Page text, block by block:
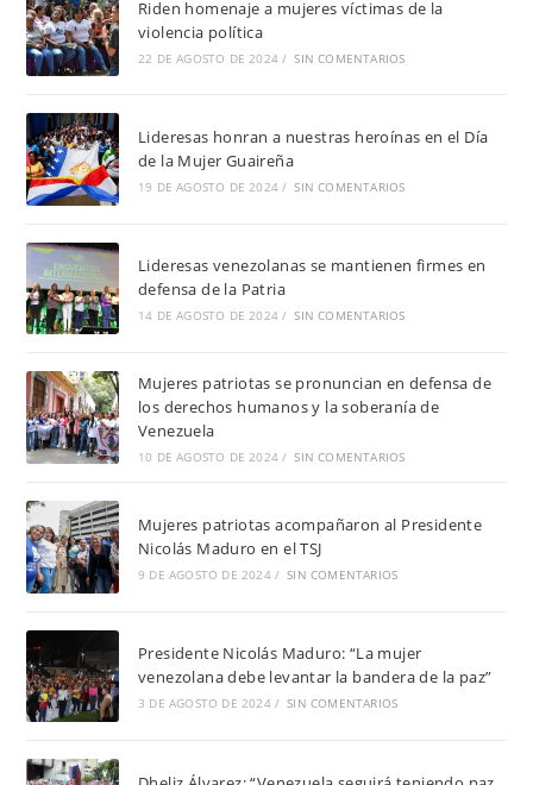
Riden homenaje a mujeres víctimas de la
violencia política
22 DE AGOSTO DE 2024 / SIN COMENTARIOS
Lideresas honran a nuestras heroínas en el Día
de la Mujer Guaireña
19 DE AGOSTO DE 2024 / SIN COMENTARIOS
Lideresas venezolanas se mantienen firmes en
defensa de la Patria
14 DE AGOSTO DE 2024 / SIN COMENTARIOS
Mujeres patriotas se pronuncian en defensa de
los derechos humanos y la soberanía de
Venezuela
10 DE AGOSTO DE 2024 / SIN COMENTARIOS
Mujeres patriotas acompañaron al Presidente
Nicolás Maduro en el TSJ
9 DE AGOSTO DE 2024 / SIN COMENTARIOS
Presidente Nicolás Maduro: “La mujer
venezolana debe levantar la bandera de la paz”
3 DE AGOSTO DE 2024 / SIN COMENTARIOS